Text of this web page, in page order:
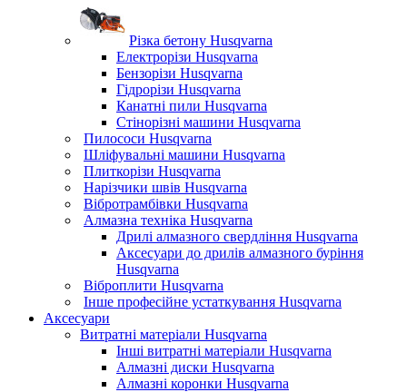
Різка бетону Husqvarna
Електрорізи Husqvarna
Бензорізи Husqvarna
Гідрорізи Husqvarna
Канатні пили Husqvarna
Стінорізні машини Husqvarna
Пилососи Husqvarna
Шліфувальні машини Husqvarna
Плиткорізи Husqvarna
Нарізчики швів Husqvarna
Вібротрамбівки Husqvarna
Алмазна техніка Husqvarna
Дрилі алмазного свердління Husqvarna
Аксесуари до дрилів алмазного буріння
Husqvarna
Віброплити Husqvarna
Інше професійне устаткування Husqvarna
Аксесуари
Витратні матеріали Husqvarna
Інші витратні матеріали Husqvarna
Алмазні диски Husqvarna
Алмазні коронки Husqvarna